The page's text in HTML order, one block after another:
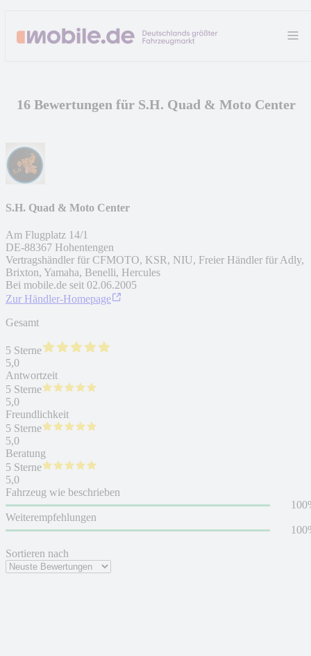
16 Bewertungen für S.H. Quad & Moto Center
Sortieren nach
S.H. Quad & Moto Center
Am Flugplatz 14/1
DE-88367 Hohentengen
Vertragshändler für CFMOTO, KSR, NIU, Freier Händler für Adly,
Brixton, Yamaha, Benelli, Hercules
Bei mobile.de seit 02.06.2005
Zur Händler-Homepage
Gesamt
5 Sterne
5,0
Antwortzeit
5 Sterne
5,0
Freundlichkeit
5 Sterne
5,0
Beratung
5 Sterne
5,0
Fahrzeug wie beschrieben
Weiterempfehlungen